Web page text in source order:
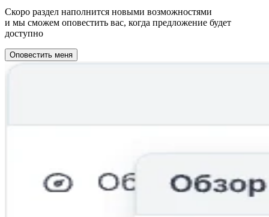
Скоро раздел наполнится новыми возможностями
и мы сможем оповестить вас, когда предложение будет
доступно
Оповестить меня